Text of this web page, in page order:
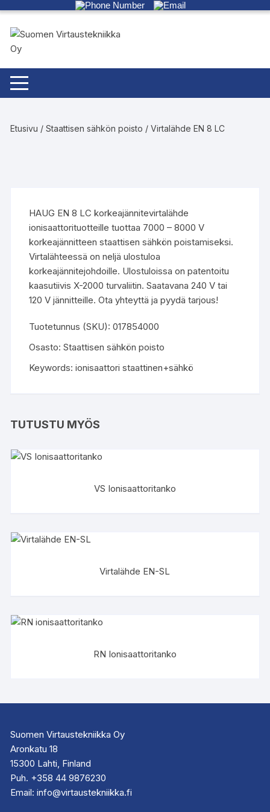
suoraan
sisältöön
Etusivu /Staattisen sähkön poisto / Virtalähde EN 8 LC
HAUG EN 8 LC korkeajännitevirtalähde
ionisaattorituotteille tuottaa 7000 – 8000 V
korkeajännitteen staattisen sähkön poistamiseksi.
Virtalähteessä on neljä ulostuloa
korkeajännitejohdoille. Ulostuloissa on patentoitu
kaasutiivis X-2000 turvaliitin. Saatavana 240 V tai
120 V jännitteille. Ota yhteyttä ja pyydä tarjous!
Tuotetunnus (SKU):017854000
Osasto:Staattisen sähkön poisto
Keywords:ionisaattori staattinen+sähkö
TUTUSTU MYÖS
VS Ionisaattoritanko
Virtalähde EN-SL
RN Ionisaattoritanko
Suomen Virtaustekniikka Oy
Aronkatu 18
15300 Lahti, Finland
Puh. +358 44 9876230
Email: info@virtaustekniikka.fi